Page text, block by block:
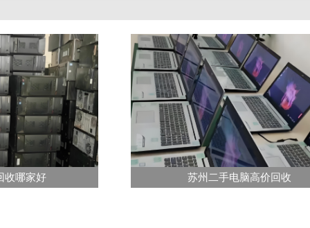
收哪家好 苏州二手电脑高价回收